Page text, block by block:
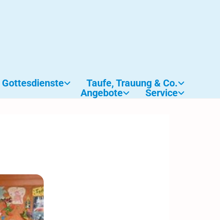
Gottesdienste
Taufe, Trauung & Co.
Angebote
Service